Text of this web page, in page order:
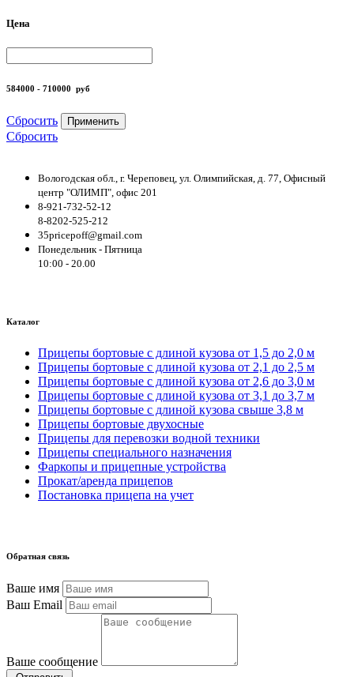
Цена
584000 - 710000 руб
Сбросить Применить
Сбросить
Вологодская обл., г. Череповец, ул. Олимпийская, д. 77, Офисный
центр "ОЛИМП", офис 201
8-921-732-52-12
8-8202-525-212
35pricepoff@gmail.com
Понедельник - Пятница
10:00 - 20.00
Каталог
Прицепы бортовые с длиной кузова от 1,5 до 2,0 м
Прицепы бортовые с длиной кузова от 2,1 до 2,5 м
Прицепы бортовые с длиной кузова от 2,6 до 3,0 м
Прицепы бортовые с длиной кузова от 3,1 до 3,7 м
Прицепы бортовые с длиной кузова свыше 3,8 м
Прицепы бортовые двухосные
Прицепы для перевозки водной техники
Прицепы специального назначения
Фаркопы и прицепные устройства
Прокат/аренда прицепов
Постановка прицепа на учет
Обратная связь
Ваше имя
Ваш Email
Ваше сообщение